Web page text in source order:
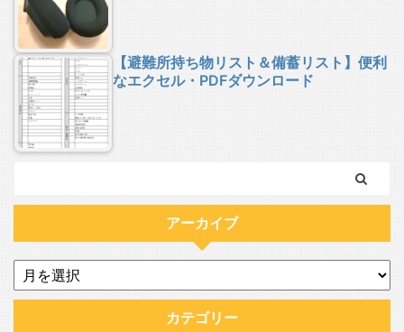
【避難所持ち物リスト＆備蓄リスト】便利
なエクセル・PDFダウンロード
アーカイブ
カテゴリー